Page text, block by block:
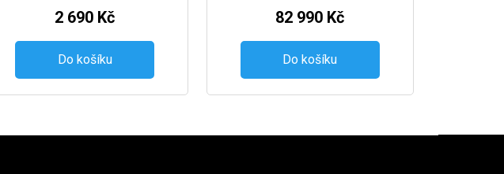
2 690 Kč
Do košíku
82 990 Kč
Do košíku